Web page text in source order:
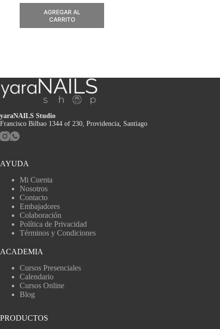
AGREGAR AL
CARRITO
yaraNAILS Studio
Francisco Bilbao 1344 of 230, Providencia, Santiago
AYUDA
Mi Cuenta
Nosotros
Contacto
Embajadores
Colaboración
Política de Privacidad
Términos y Condiciones
ACADEMIA
Cursos Presenciales
Calendario
Cursos Online
Blog
PRODUCTOS